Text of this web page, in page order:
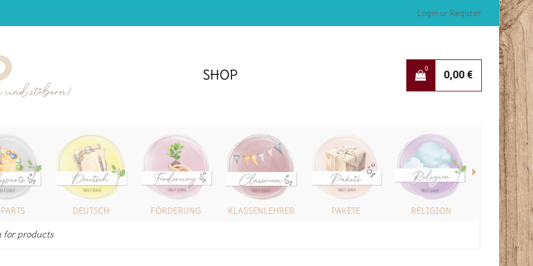
Login or Register
SHOP 0 0,00€
DEUTSCH FÖRDERUNG KLASSENLEHRER PAKETE RELIGION